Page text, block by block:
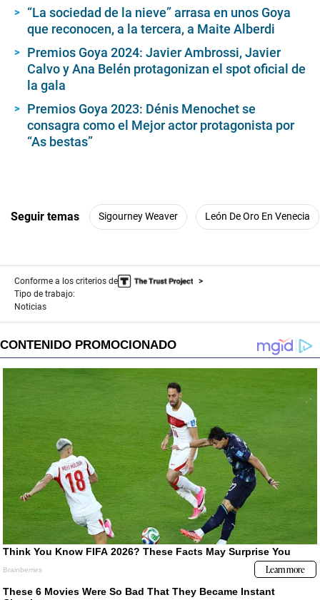
“La sociedad de la nieve” arrasa en unos Goya
que reconocen, a la tercera, a Maite Alberdi
Premios Goya 2024: Javier Ambrossi, Javier
Calvo y Ana Belén protagonizan el spot oficial de
la gala
Premios Goya 2023: Dénis Menochet se
consagra como el Mejor actor protagonista por
“As bestas”
Seguir temas Sigourney Weaver León De Oro En Venecia
Conforme a los criterios de
Tipo de trabajo:
Noticias